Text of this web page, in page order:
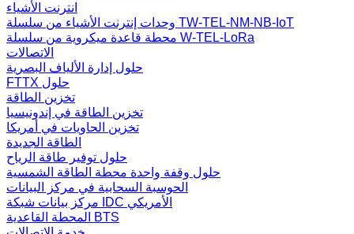
انترنت الأشياء
وحدات إنترنت الأشياء من سلسلة TW-TEL-NM-NB-IoT
محطة قاعدة ميكروية من سلسلة W-TEL-LoRa
الاتصالات
حلول إدارة الألياف البصرية
FTTX حلول
تخزين الطاقة
تخزين الطاقة في إندونيسيا
تخزين الحاويات في أمريكا
الطاقة الجديدة
حلول توفير طاقة الرياح
حلول وقفة واحدة محطة الطاقة الشمسية
الحوسبة السحابية في مركز البيانات
مركز بيانات شبكة IDC الأمريكي
المحطة القاعدية BTS